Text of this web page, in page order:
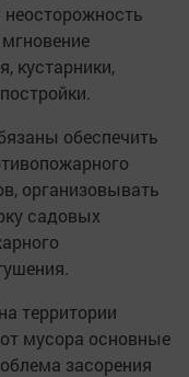
кустарники,
обеспечить
организовывать
садовых
территории
мусора основные
засорения